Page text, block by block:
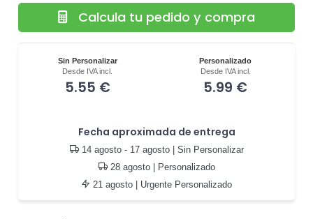
Sin Personalizar
Desde IVA incl.
5.55 €
Personalizado
Desde IVA incl.
5.99 €
Fecha aproximada de entrega
14 agosto - 17 agosto| Sin Personalizar
28 agosto| Personalizado
21 agosto | Urgente Personalizado
Calcula tu pedido y compra